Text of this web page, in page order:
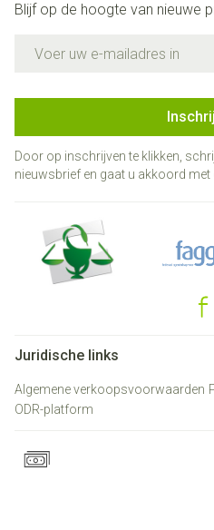
Blijf op de hoogte van nieuwe
Door op inschrijven te klikken,
nieuwsbrief en gaat u akkoord met
Juridische links
Algemene verkoopsvoorwaarden
ODR-platform